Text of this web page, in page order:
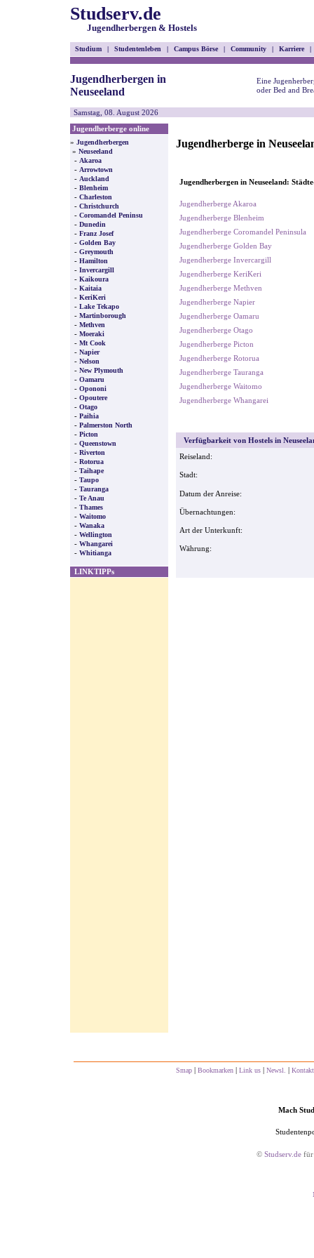
Studserv.de
Jugendherbergen & Hostels
Studium | Studentenleben | Campus Börse | Community | Karriere |
Jugendherbergen in
Neuseeland
Eine
oder Bed and
Samstag, 08. August 2026
Jugendherberge online
» Jugendherbergen
» Neuseeland
- Akaroa
- Arrowtown
- Auckland
- Blenheim
- Charleston
- Christchurch
- Coromandel Peninsu
- Dunedin
- Franz Josef
- Golden Bay
- Greymouth
- Hamilton
- Invercargill
- Kaikoura
- Kaitaia
- KeriKeri
- Lake Tekapo
- Martinborough
- Methven
- Moeraki
- Mt Cook
- Napier
- Nelson
- New Plymouth
- Oamaru
- Opononi
- Opoutere
- Otago
- Paihia
- Palmerston North
- Picton
- Queenstown
- Riverton
- Rotorua
- Taihape
- Taupo
- Tauranga
- Te Anau
- Thames
- Waitomo
- Wanaka
- Wellington
- Whangarei
- Whitianga
LINKTIPPs
Jugendherberge in
Jugendherbergen in Neuseeland:
Jugendherberge Akaroa
Jugendherberge Blenheim
Jugendherberge Coromandel Peninsula
Jugendherberge Golden Bay
Jugendherberge Invercargill
Jugendherberge KeriKeri
Jugendherberge Methven
Jugendherberge Napier
Jugendherberge Oamaru
Jugendherberge Otago
Jugendherberge Picton
Jugendherberge Rotorua
Jugendherberge Tauranga
Jugendherberge Waitomo
Jugendherberge Whangarei
Verfügbarkeit von Hostels in
Reiseland:
Stadt:
Datum der Anreise:
Übernachtungen:
Art der Unterkunft:
Währung:
Smap | Bookmarken | Link us | Newsl. | Kontakt
Mach
© Studserv.de für